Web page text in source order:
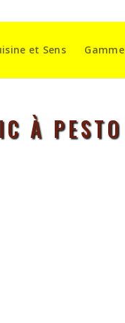
et Sens Gamme
À PESTO